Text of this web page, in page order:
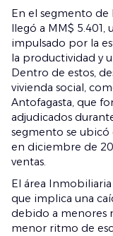
En el segmento de
llegó a MM$ 5.401,
impulsado por la
la productividad y
Dentro de estos,
vivienda social,
Antofagasta, que
adjudicados
segmento se ubicó
en diciembre de
ventas.
El área
que implica una
debido a menores
menor ritmo de